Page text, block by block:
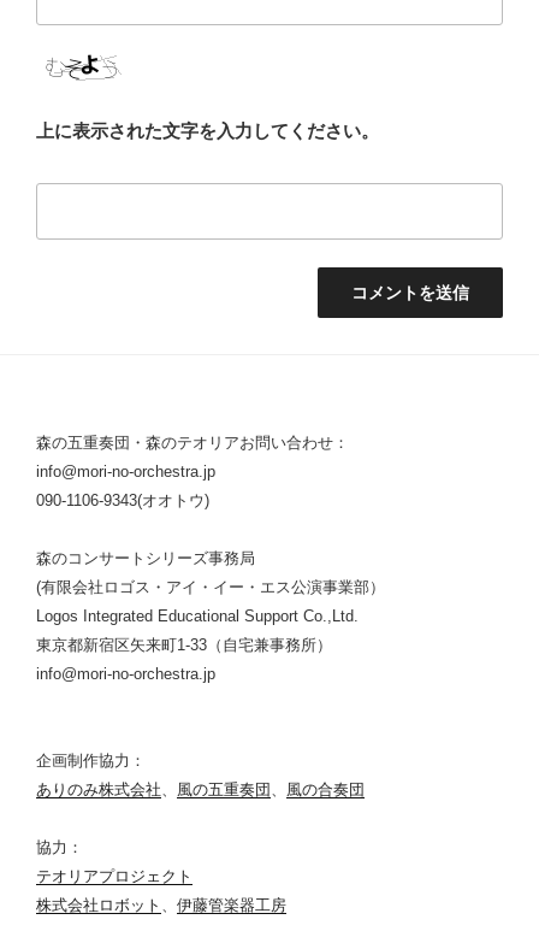
上に表示された文字を入力してください。
森の五重奏団・森のテオリアお問い合わせ：
info@mori-no-orchestra.jp
090-1106-9343(オオトウ)
森のコンサートシリーズ事務局
(有限会社ロゴス・アイ・イー・エス公演事業部）
Logos Integrated Educational Support Co.,Ltd.
東京都新宿区矢来町1-33（自宅兼事務所）
info@mori-no-orchestra.jp
企画制作協力：
ありのみ株式会社
風の五重奏団 風の合奏団
協力：
テオリアプロジェクト
株式会社ロボット
伊藤管楽器工房